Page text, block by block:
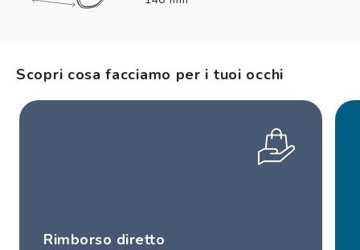
Scopri cosa facciamo per i tuoi occhi
Rimborso diretto